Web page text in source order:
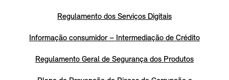
Regulamento dos Serviços Digitais
Informação consumidor – Intermediação de Crédito
Regulamento Geral de Segurança dos Produtos